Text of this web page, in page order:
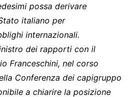
possa derivare
italiano per
internazionali.
dei rapporti con il
Franceschini, nel corso
Conferenza dei capigruppo
a chiarire la posizione